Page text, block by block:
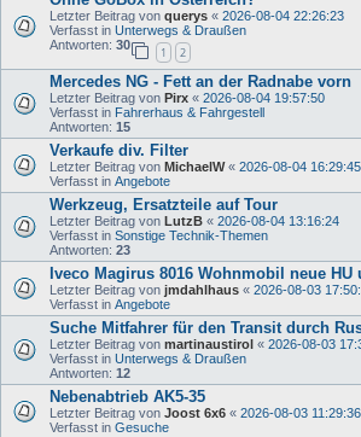
Letzter Beitrag von querys « 2026-08-04 22:26:23
Verfasst in Unterwegs & Draußen
Antworten: 30
1 2
Mercedes NG - Fett an der Radnabe vorn
Letzter Beitrag von Pirx « 2026-08-04 19:57:50
Verfasst in Fahrerhaus & Fahrgestell
Antworten: 15
Verkaufe div. Filter
Letzter Beitrag von MichaelW« 2026-08-04 16:29:45
Verfasst in Angebote
Werkzeug, Ersatzteile auf Tour
Letzter Beitrag von LutzB « 2026-08-04 13:16:24
Verfasst in Sonstige Technik-Themen
Antworten: 23
Iveco Magirus 8016 Wohnmobil neue
Letzter Beitrag von jmdahlhaus « 2026-08-03
Verfasst in Angebote
Suche Mitfahrer für den Transit durch
Letzter Beitrag von martinaustirol « 2026-08-03
Verfasst in Unterwegs & Draußen
Antworten: 12
Nebenabtrieb AK5-35
Letzter Beitrag von Joost 6x6 « 2026-08-03 11:29:36
Verfasst in Gesuche